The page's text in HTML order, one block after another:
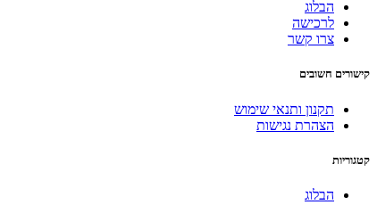
הבלוג
לרכישה
צרו קשר
קישורים חשובים
תקנון ותנאי שימוש
הצהרת נגישות
קטגוריות
הבלוג